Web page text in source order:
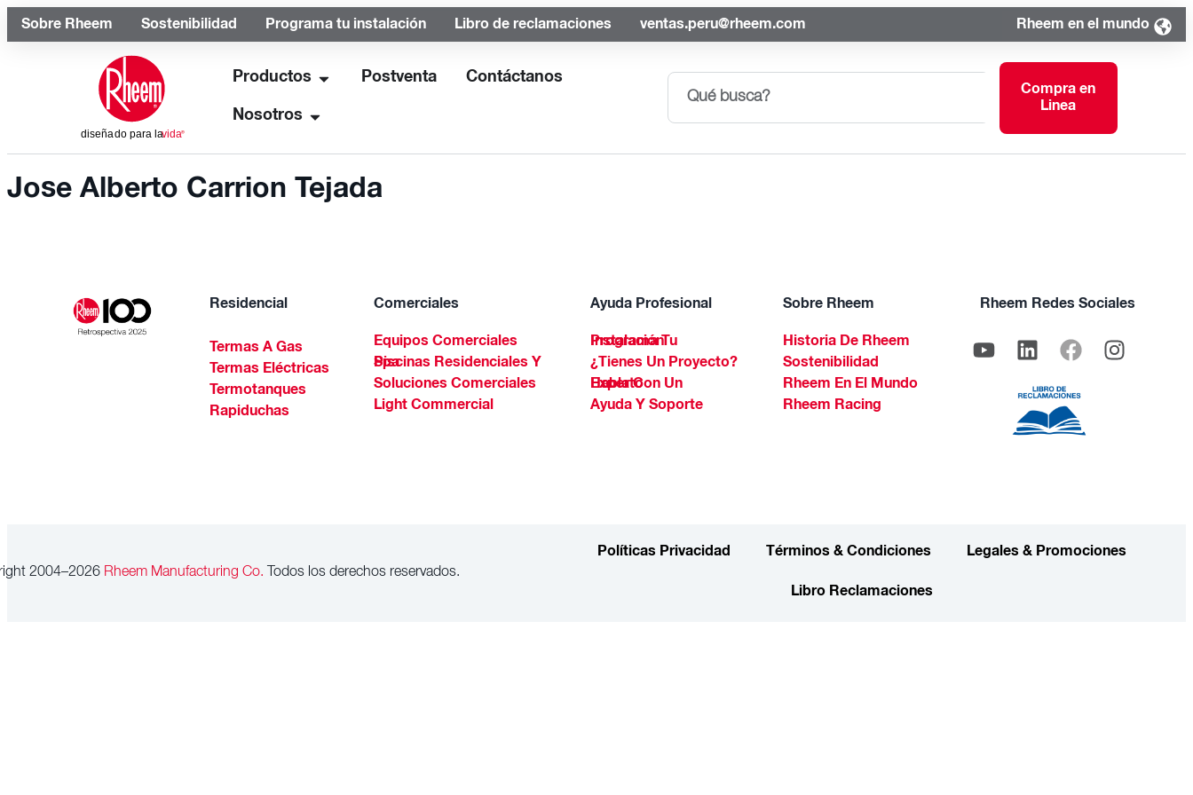
Sobre Rheem Sostenibilidad Programa tu instalación Libro de reclamaciones ventas.peru@rheem.com Rheem en el mundo
Productos Postventa Contáctanos
Nosotros
Compra en
Linea
Jose Alberto Carrion Tejada
Residencial
Termas A Gas
Termas Eléctricas
Termotanques
Rapiduchas
Comerciales
Equipos Comerciales
Piscinas Residenciales Y Spa
Soluciones Comerciales
Light Commercial
Ayuda Profesional
Programa Tu Instalación
¿Tienes Un Proyecto?
Habla Con Un Experto
Ayuda Y Soporte
Sobre Rheem
Historia De Rheem
Sostenibilidad
Rheem En El Mundo
Rheem Racing
Rheem Redes Sociales
2004–2026Rheem Manufacturing Co. Todos los derechos reservados.
Políticas Privacidad Términos & Condiciones Legales & Promociones
Libro Reclamaciones